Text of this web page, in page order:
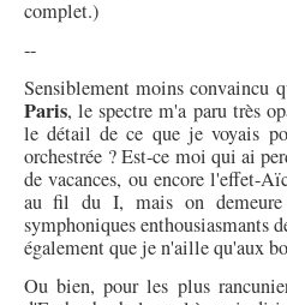
complet.)
--
Sensiblement moins convaincu
Paris, le spectre m'a paru très
le détail de ce que je voyais
orchestrée ? Est-ce moi qui ai
de vacances, ou encore l'effet-
au fil du I, mais on demeure
symphoniques enthousiasmants
également que je n'aille qu'aux
Ou bien, pour les plus